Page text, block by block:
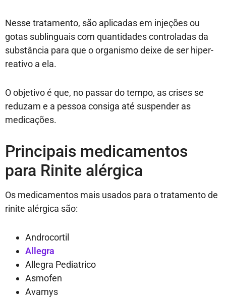
Nesse tratamento, são aplicadas em injeções ou
gotas sublinguais com quantidades controladas da
substância para que o organismo deixe de ser hiper-
reativo a ela.
O objetivo é que, no passar do tempo, as crises se
reduzam e a pessoa consiga até suspender as
medicações.
Principais medicamentos
para Rinite alérgica
Os medicamentos mais usados para o tratamento de
rinite alérgica são:
Androcortil
Allegra
Allegra Pediatrico
Asmofen
Avamys